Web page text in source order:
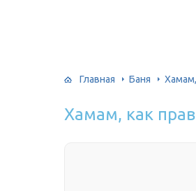
Главная Баня
Хамам, как